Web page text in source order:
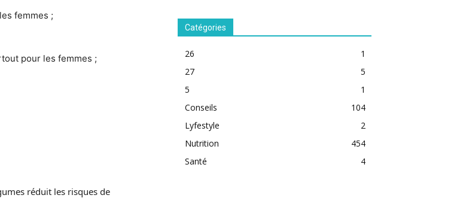
femmes ;
pour les femmes ;
réduit les risques de
Catégories
26
1
27
5
5
1
Conseils
104
Lyfestyle
2
Nutrition
454
Santé
4